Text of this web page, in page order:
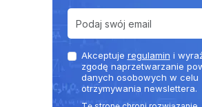
Akceptuje regulamin i
zgodę naprzetwarzanie
danych osobowych w celu
otrzymywania newslettera.